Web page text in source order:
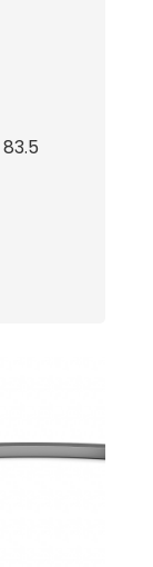
83.5